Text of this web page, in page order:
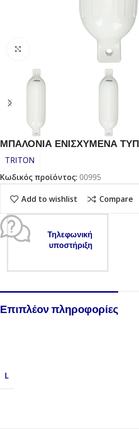
ΜΠΑΛΟΝΙΑ ΕΝΙΣΧΥΜΕΝΑ
TRITON
Κωδικός προϊόντος: 00995
Add to wishlist Compare
Τηλεφωνική
υποστήριξη
Επιπλέον πληροφορίες
L